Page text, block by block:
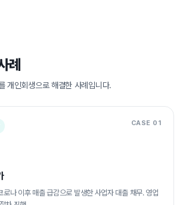
례
개인회생으로 해결한 사례입니다.
CASE 01
나 이후 매출 급감으로 발생한 사업자 대출 채무. 영업